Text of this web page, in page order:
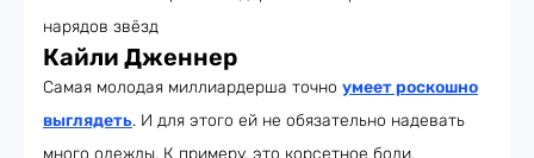
Кайли Дженнер
Самая молодая миллиардерша точно умеет роскошно
выглядеть. И для этого ей не обязательно надевать
много одежды. К примеру, это корсетное боди,